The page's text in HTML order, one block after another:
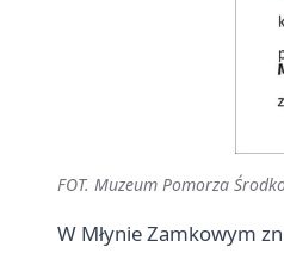
FOT. Muzeum Pomorza
W Młynie Zamkowym